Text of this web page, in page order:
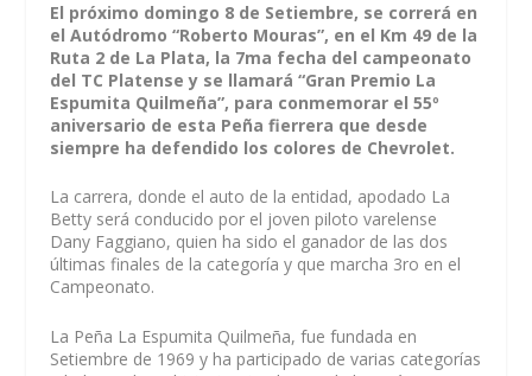
El próximo domingo 8 de Setiembre, se correrá en
el Autódromo “Roberto Mouras”, en el Km 49 de la
Ruta 2 de La Plata, la 7ma fecha del campeonato
del TC Platense y se llamará “Gran Premio La
Espumita Quilmeña”, para conmemorar el 55º
aniversario de esta Peñafierrera que desde
siempre ha defendido los colores de Chevrolet.
La carrera, donde el auto de la entidad, apodado La
Betty será conducido por el joven pilotovarelense
Dany Faggiano, quien ha sido el ganador de las dos
últimas finales de la categoría y que marcha 3ro en el
Campeonato.
La Peña La Espumita Quilmeña, fue fundada en
Setiembre de 1969 y ha participado de varias categorías